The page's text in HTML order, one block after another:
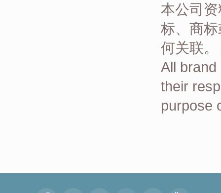
本公司
标、商
何关联。
All
their
purpose